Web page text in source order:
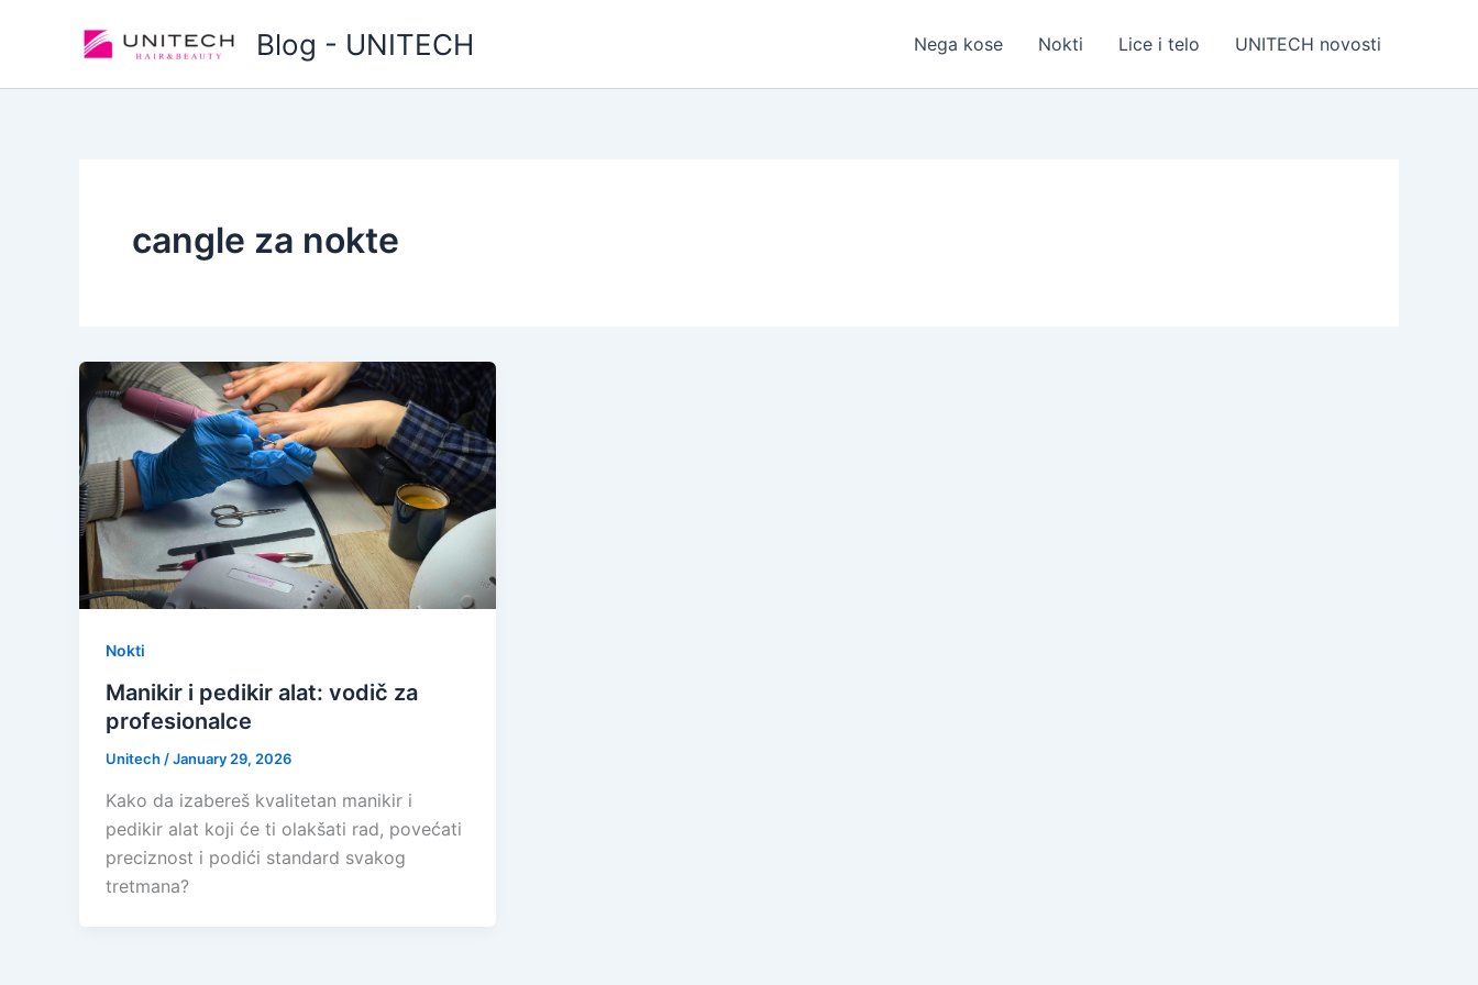
Blog - UNITECH Nega kose Nokti Lice i telo UNITECH novosti
cangle za nokte
Nokti
Manikir i pedikir alat: vodič za
profesionalce
Unitech /January 29, 2026
Kako da izabereš kvalitetan manikir i
pedikir alat koji će ti olakšati rad, povećati
preciznost i podići standard svakog
tretmana?